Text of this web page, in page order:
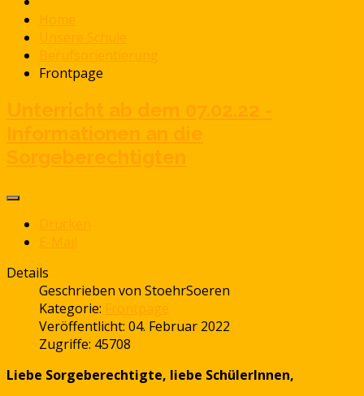
Frontpage
Details
Geschrieben von StoehrSoeren
Kategorie:
Veröffentlicht: 04. Februar 2022
Zugriffe: 45708
Liebe Sorgeberechtigte, liebe SchülerInnen,